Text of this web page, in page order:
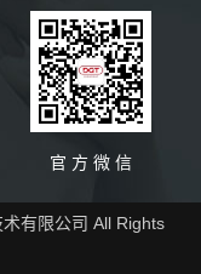
官 方 微 信
有限公司 All Rights